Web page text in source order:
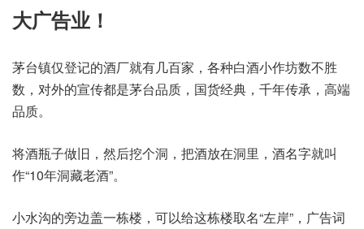
大广告业！
茅台镇仅登记的酒厂就有几百家，各种白酒小作坊数不胜
数，对外的宣传都是茅台品质，国货经典，千年传承，高端
品质。
将酒瓶子做旧，然后挖个洞，把酒放在洞里，酒名字就叫
作“10年洞藏老酒”。
小水沟的旁边盖一栋楼，可以给这栋楼取名“左岸”，广告词